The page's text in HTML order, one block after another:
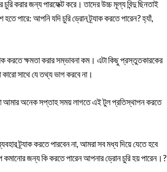
করার জন্য পারফেক্ট করে। তাদের উচ্চ মূল্য বিন্দু ছিনতাই
পারে: আপনি যদি চুরি ড্রোন ট্র্যাক করতে পারেন? হ্যাঁ,
করতে ক্ষমতা করার সম্ভাবনা কম। এটা কিছু প্রস্তুতকারকের
সাথে যে তথ্য ভাগ করবে না।
আমার অনেক সপ্তাহ সময় লাগতে এই টুল প্রতিস্থাপন করতে
ট্র্যাক করতে পারবেন না, আমরা সব মধ্য দিয়ে যেতে হবে
কমানোর জন্য কি করতে পারেন আপনার ড্রোন চুরি হয় পারেন।?